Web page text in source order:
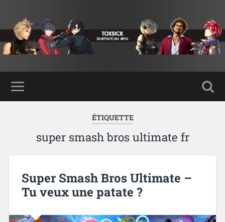
ÉTIQUETTE
super smash bros ultimate fr
Super Smash Bros Ultimate –
Tu veux une patate ?